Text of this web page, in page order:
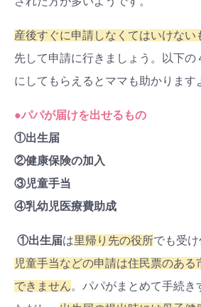
産後すぐに申請しなくてはいけない
先して申請に行きましょう。以下の
にしてもらえるとママも助かります
●パパが届けを出せるもの
①出生届
②健康保険の加入
③児童手当
④乳幼児医療費助成
①出生届は里帰り先の役所でも受け
児童手当などの申請は住民票のあ
できません。パパがまとめて手続き